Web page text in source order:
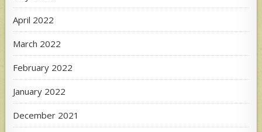
April 2022
March 2022
February 2022
January 2022
December 2021